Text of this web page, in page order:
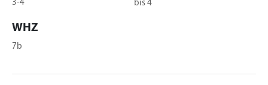
3-4 bis 4
WHZ
7b